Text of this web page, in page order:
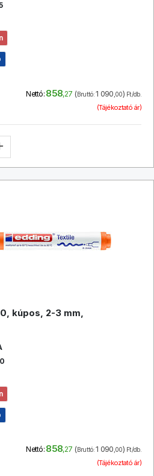
Nettó: 858,27 (Bruttó:1 090,00) Ft/db.
(Tájékoztató ár)
kúpos, 2-3 mm,
Nettó: 858,27 (Bruttó:1 090,00) Ft/db.
(Tájékoztató ár)